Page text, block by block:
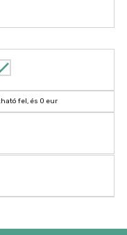
fel, és 0 eur